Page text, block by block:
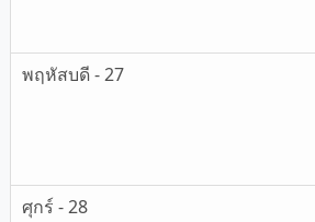
พฤหัสบดี - 27
ศุกร์ - 28